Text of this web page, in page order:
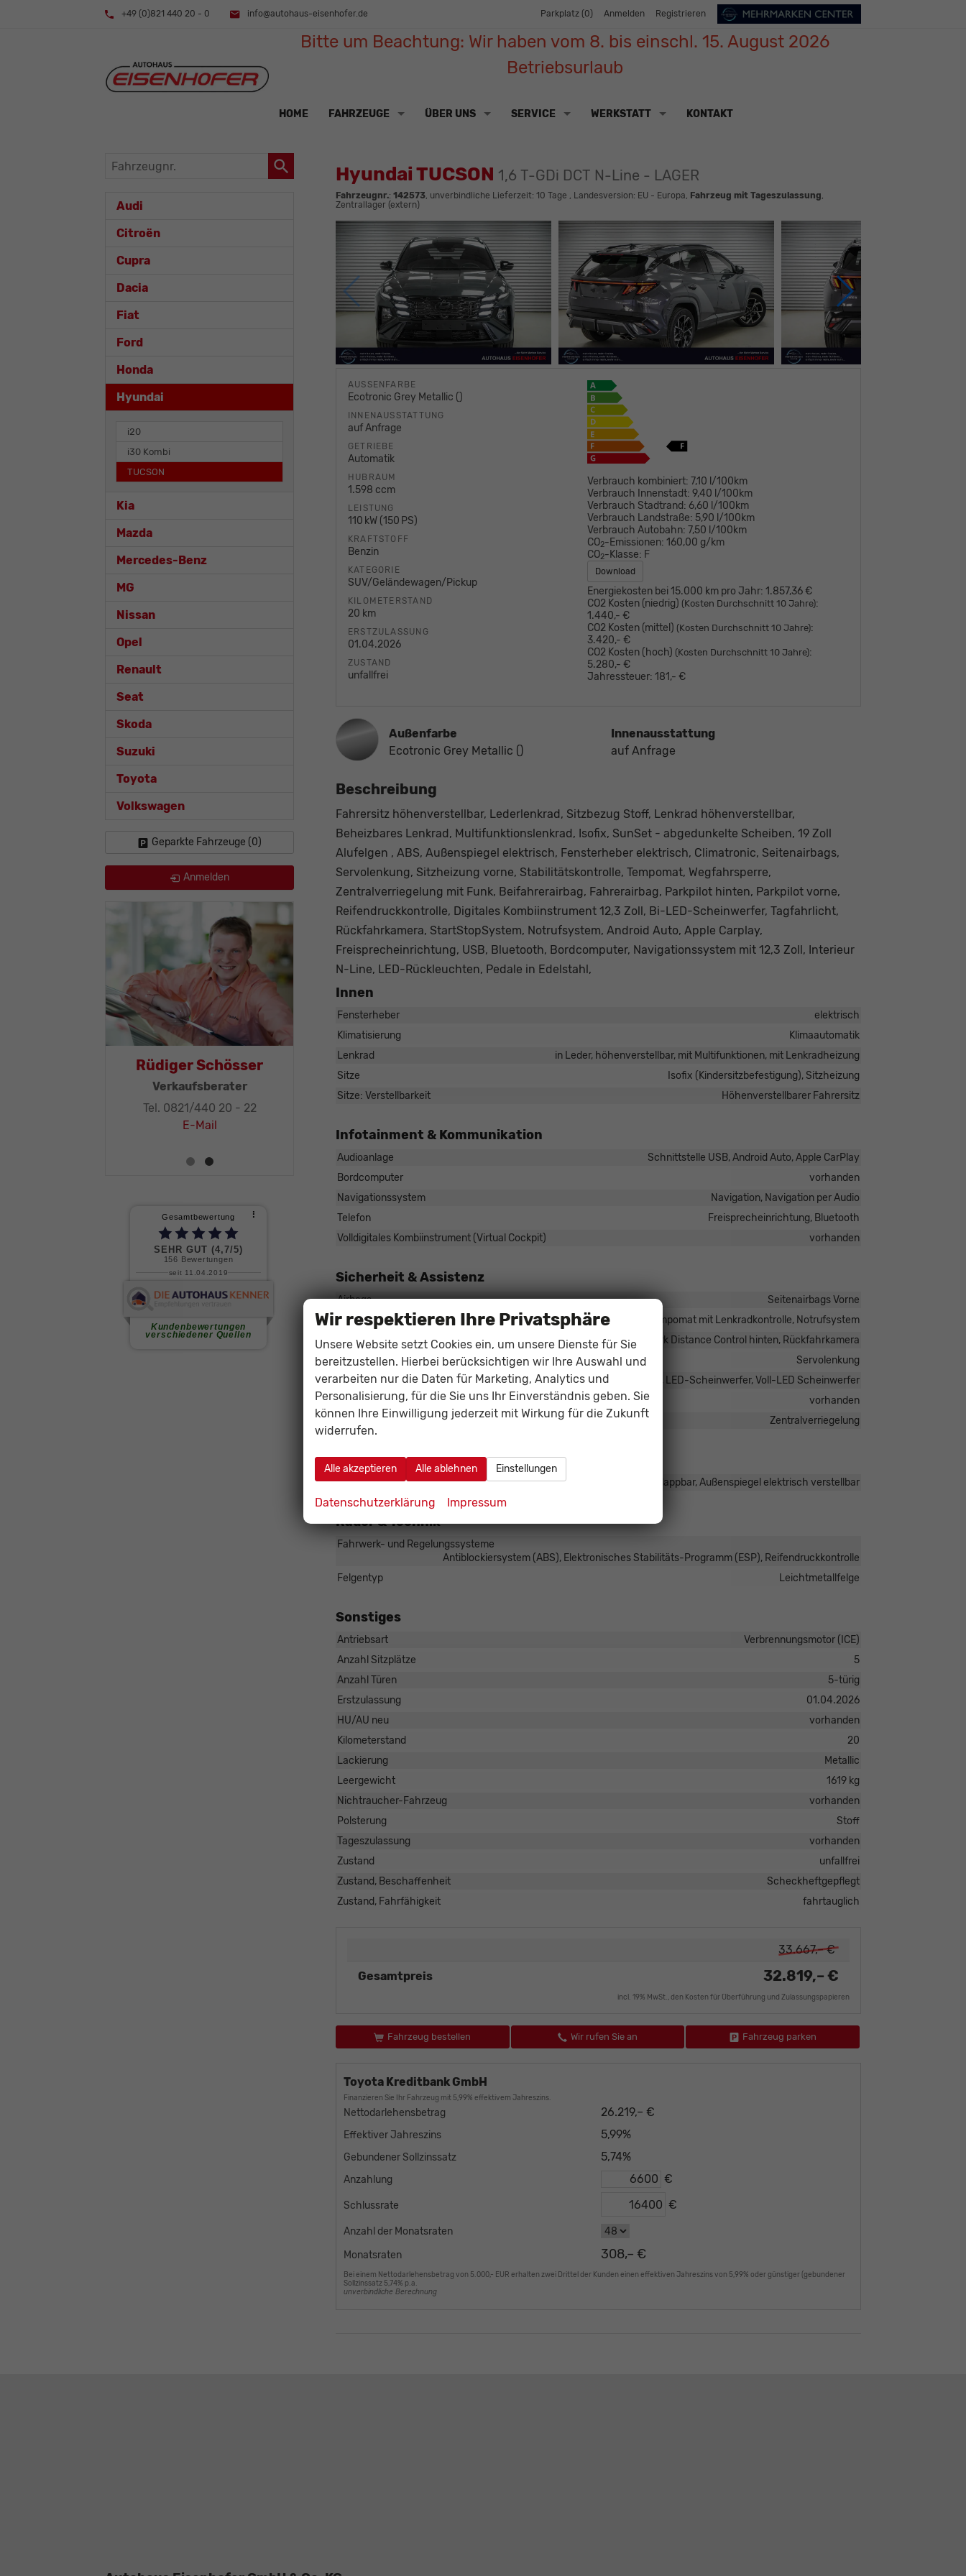
+49 (0)821 440 20 - 0 info@autohaus-eisenhofer.de Parkplatz (0) Anmelden Registrieren
Bitte um Beachtung: Wir haben vom 8. bis einschl. 15. August 2026
Betriebsurlaub
HOME FAHRZEUGE ÜBER UNS SERVICE WERKSTATT KONTAKT
Hyundai TUCSON 1,6 T-GDi DCT N-Line - LAGER
Fahrzeugnr.: 142573, unverbindliche Lieferzeit: 10 Tage , Landesversion: EU - Europa, Fahrzeug mit Tageszulassung,
Zentrallager (extern)
AUSSENFARBE
Ecotronic Grey Metallic ()
INNENAUSSTATTUNG
auf Anfrage
GETRIEBE
Automatik
HUBRAUM
1.598 ccm
LEISTUNG
110 kW (150 PS)
KRAFTSTOFF
Benzin
KATEGORIE
SUV/Geländewagen/Pickup
KILOMETERSTAND
20 km
ERSTZULASSUNG
01.04.2026
ZUSTAND
unfallfrei
Verbrauch kombiniert: 7,10 l/100km
Verbrauch Innenstadt: 9,40 l/100km
Verbrauch Stadtrand: 6,60 l/100km
Verbrauch Landstraße: 5,90 l/100km
Verbrauch Autobahn: 7,50 l/100km
CO2-Emissionen: 160,00 g/km
CO2-Klasse: F
Download
Energiekosten bei 15.000 km pro Jahr: 1.857,36 €
CO2 Kosten (niedrig) (Kosten Durchschnitt 10 Jahre):
1.440,- €
CO2 Kosten (mittel) (Kosten Durchschnitt 10 Jahre):
3.420,- €
CO2 Kosten (hoch) (Kosten Durchschnitt 10 Jahre):
5.280,- €
Jahressteuer: 181,- €
Außenfarbe
Ecotronic Grey Metallic ()
Innenausstattung
auf Anfrage
Beschreibung
Fahrersitz höhenverstellbar, Lederlenkrad, Sitzbezug Stoff, Lenkrad höhenverstellbar,
Beheizbares Lenkrad, Multifunktionslenkrad, Isofix, SunSet - abgedunkelte Scheiben, 19 Zoll
Alufelgen , ABS, Außenspiegel elektrisch, Fensterheber elektrisch, Climatronic, Seitenairbags,
Servolenkung, Sitzheizung vorne, Stabilitätskontrolle, Tempomat, Wegfahrsperre,
Zentralverriegelung mit Funk, Beifahrerairbag, Fahrerairbag, Parkpilot hinten, Parkpilot vorne,
Reifendruckkontrolle, Digitales Kombiinstrument 12,3 Zoll, Bi-LED-Scheinwerfer, Tagfahrlicht,
Rückfahrkamera, StartStopSystem, Notrufsystem, Android Auto, Apple Carplay,
Freisprecheinrichtung, USB, Bluetooth, Bordcomputer, Navigationssystem mit 12,3 Zoll, Interieur
N-Line, LED-Rückleuchten, Pedale in Edelstahl,
Innen
Fensterheber
elektrisch
Klimatisierung
Klimaautomatik
Lenkrad
in Leder, höhenverstellbar, mit Multifunktionen, mit Lenkradheizung
Sitze
Isofix (Kindersitzbefestigung), Sitzheizung
Sitze: Verstellbarkeit
Höhenverstellbarer Fahrersitz
Infotainment & Kommunikation
Audioanlage
Schnittstelle USB, Android Auto, Apple CarPlay
Bordcomputer
vorhanden
Navigationssystem
Navigation, Navigation per Audio
Telefon
Freisprecheinrichtung, Bluetooth
Volldigitales Kombiinstrument (Virtual Cockpit)
vorhanden
Sicherheit & Assistenz
Airbags
Seitenairbags Vorne
Assistenzsysteme
Tempomat, Tempomat mit Lenkradkontrolle, Notrufsystem
Einparkhilfe
Park Distance Control vorne, Park Distance Control hinten, Rückfahrkamera
Lenkung
Servolenkung
Lichttechnik
Tagfahrlicht, LED-Scheinwerfer, Voll-LED Scheinwerfer
Start/Stop-Automatik
vorhanden
Zentralverriegelung
Zentralverriegelung
Außen
Außenspiegel Außenspiegel elektrisch anklappbar, Außenspiegel elektrisch verstellbar
Räder & Technik
Fahrwerk- und Regelungssysteme
Antiblockiersystem (ABS), Elektronisches Stabilitäts-Programm (ESP), Reifendruckkontrolle
Felgentyp
Leichtmetallfelge
Sonstiges
Antriebsart
Verbrennungsmotor (ICE)
Anzahl Sitzplätze
5
Anzahl Türen
5-türig
Erstzulassung
01.04.2026
HU/AU neu
vorhanden
Kilometerstand
20
Lackierung
Metallic
Leergewicht
1619 kg
Nichtraucher-Fahrzeug
vorhanden
Polsterung
Stoff
Tageszulassung
vorhanden
Zustand
unfallfrei
Zustand, Beschaffenheit
Scheckheftgepflegt
Zustand, Fahrfähigkeit
fahrtauglich
33.667,– €
Gesamtpreis
32.819,– €
incl. 19% MwSt., den Kosten für Überführung und Zulassungspapieren
Fahrzeug bestellen Wir rufen Sie an Fahrzeug parken
Toyota Kreditbank GmbH
Finanzieren Sie Ihr Fahrzeug mit 5,99% effektivem Jahreszins.
Nettodarlehensbetrag 26.219,– €
Effektiver Jahreszins 5,99%
Gebundener Sollzinssatz 5,74%
Anzahlung €
Schlussrate €
Anzahl der Monatsraten
Monatsraten
308,– €
Bei einem Nettodarlehensbetrag von 5.000,- EUR erhalten zwei Drittel der Kunden einen effektiven Jahreszins von 5,99% oder günstiger (gebundener
Sollzinssatz 5,74% p.a.
unverbindliche Berechnung
Fahrzeugnr.
Audi
Citroën
Cupra
Dacia
Fiat
Ford
Honda
Hyundai
i20
i30 Kombi
TUCSON
Kia
Mazda
Mercedes-Benz
MG
Nissan
Opel
Renault
Seat
Skoda
Suzuki
Toyota
Volkswagen
Geparkte Fahrzeuge (0)
Anmelden
Rüdiger Schösser
Verkaufsberater
Tel. 0821/440 20 - 22
E-Mail
Wir respektieren Ihre Privatsphäre
Unsere Website setzt Cookies ein, um unsere Dienste für Sie
bereitzustellen. Hierbei berücksichtigen wir Ihre Auswahl und
verarbeiten nur die Daten für Marketing, Analytics und
Personalisierung, für die Sie uns Ihr Einverständnis geben. Sie
können Ihre Einwilligung jederzeit mit Wirkung für die Zukunft
widerrufen.
Alle akzeptieren Alle ablehnen Einstellungen
Datenschutzerklärung Impressum